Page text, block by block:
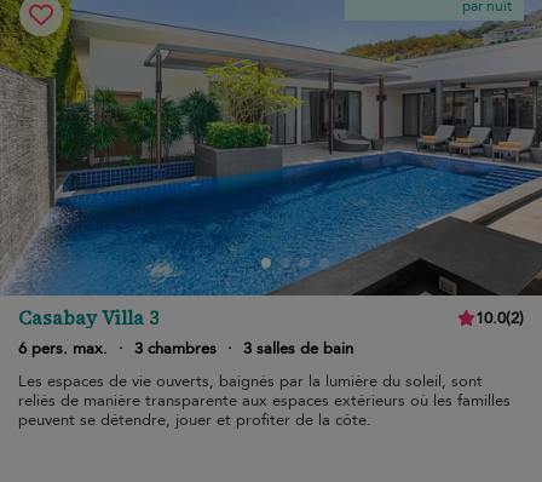
par nuit
Casabay Villa 3 10.0(2)
6 pers. max.
· 3 chambres · 3 salles de bain
Les espaces de vie ouverts, baignés par la lumière du soleil, sont
reliés de manière transparente aux espaces extérieurs où les familles
peuvent se détendre, jouer et profiter de la côte.